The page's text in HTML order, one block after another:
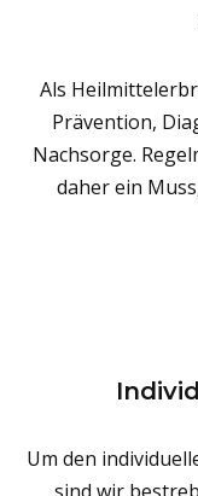
Als
Prävention,
Nachsorge.
daher ein
Um den